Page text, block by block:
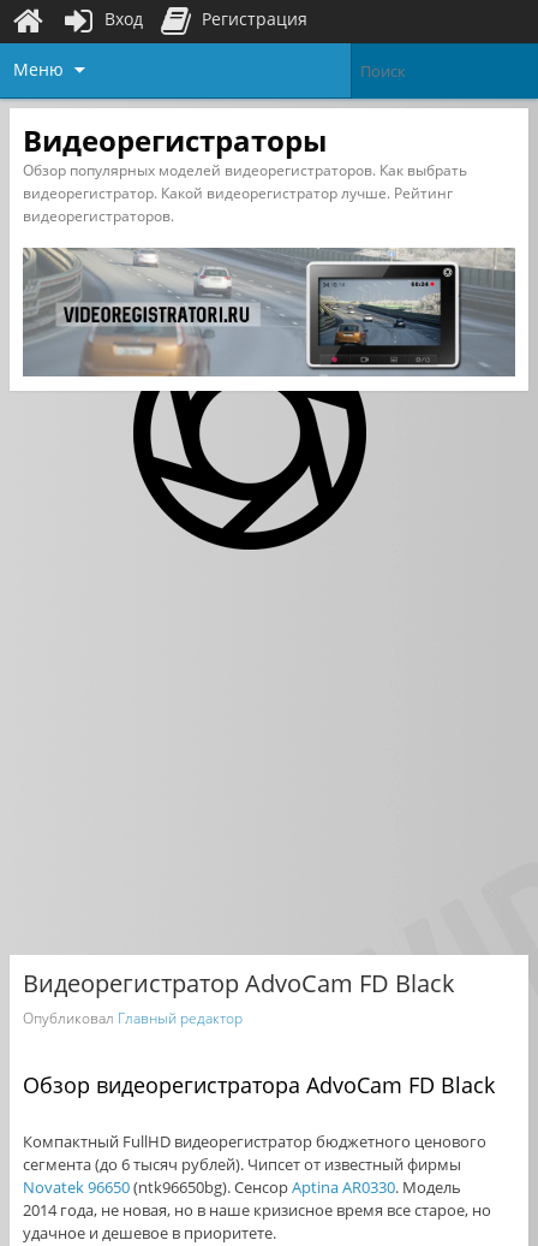
Меню
Видеорегистраторы
Обзор популярных моделей видеорегистраторов. Как выбрать
видеорегистратор. Какой видеорегистратор лучше. Рейтинг
видеорегистраторов.
Видеорегистратор AdvoCam FD Black
Опубликовал Главный редактор
Обзор видеорегистратора AdvoCam FD Black
Компактный FullHD видеорегистратор бюджетного ценового
сегмента (до 6 тысяч рублей). Чипсет от известный фирмы
Novatek 96650(ntk96650bg). СенсорAptina AR0330. Модель
2014 года, не новая, но в наше кризисное время все старое, но
удачное и дешевое в приоритете.
Вход Регистрация